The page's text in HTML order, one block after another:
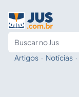
Artigos · Notícias ·